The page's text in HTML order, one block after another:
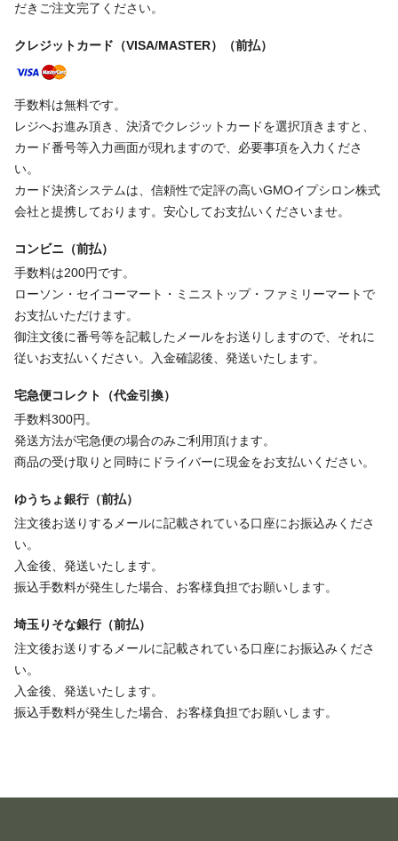
だきご注文完了ください。
クレジットカード（VISA/MASTER）（前払）
手数料は無料です。
レジへお進み頂き、決済でクレジットカードを選択頂きますと、
カード番号等入力画面が現れますので、必要事項を入力くださ
い。
カード決済システムは、信頼性で定評の高いGMOイプシロン株式
会社と提携しております。安心してお支払いくださいませ。
コンビニ（前払）
手数料は200円です。
ローソン・セイコーマート・ミニストップ・ファミリーマートで
お支払いただけます。
御注文後に番号等を記載したメールをお送りしますので、それに
従いお支払いください。入金確認後、発送いたします。
宅急便コレクト（代金引換）
手数料300円。
発送方法が宅急便の場合のみご利用頂けます。
商品の受け取りと同時にドライバーに現金をお支払いください。
ゆうちょ銀行（前払）
注文後お送りするメールに記載されている口座にお振込みくださ
い。
入金後、発送いたします。
振込手数料が発生した場合、お客様負担でお願いします。
埼玉りそな銀行（前払）
注文後お送りするメールに記載されている口座にお振込みくださ
い。
入金後、発送いたします。
振込手数料が発生した場合、お客様負担でお願いします。